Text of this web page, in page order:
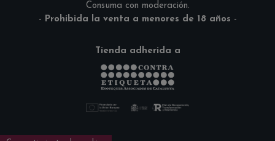
Consuma con moderación.
- Prohibida la venta a menores de 18 años -
Tienda adherida a